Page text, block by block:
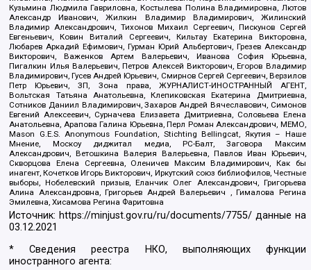
Кузьмина Людмила Гавриловна, Костылева Полина Владимировна, Лютов
Александр Иванович, Жилкин Владимир Владимирович, Жилинский
Владимир Александрович, Тихонов Михаил Сергеевич, Пискунов Сергей
Евгеньевич, Ковин Виталий Сергеевич, Кильтау Екатерина Викторовна,
Любарев Аркадий Ефимович, Гурман Юрий Альбертович, Грезев Александр
Викторович, Важенков Артем Валерьевич, Иванова София Юрьевна,
Пигалкин Илья Валерьевич, Петров Алексей Викторович, Егоров Владимир
Владимирович, Гусев Андрей Юрьевич, Смирнов Сергей Сергеевич, Верзилов
Петр Юрьевич, ЗП, Зона права, ЖУРНАЛИСТ-ИНОСТРАННЫЙ АГЕНТ,
Вольтская Татьяна Анатольевна, Клепиковская Екатерина Дмитриевна,
Сотников Даниил Владимирович, Захаров Андрей Вячеславович, Симонов
Евгений Алексеевич, Сурначева Елизавета Дмитриевна, Соловьева Елена
Анатольевна, Арапова Галина Юрьевна, Перл Роман Александрович, МЕМО,
Mason G.E.S. Anonymous Foundation, Stichting Bellingcat, Якутия – Наше
Мнение, Москоу диджитал медиа, РС-Балт, Заговора Максим
Александрович, Ветошкина Валерия Валерьевна, Павлов Иван Юрьевич,
Скворцова Елена Сергеевна, Оленичев Максим Владимирович, Как бы
инагент, Кочетков Игорь Викторович, Иркутский союз библиофилов, Честные
выборы, Нобелевский призыв, Еланчик Олег Александрович, Григорьева
Алина Александровна, Григорьев Андрей Валерьевич , Гималова Регина
Эмилевна, Хисамова Регина Фаритовна
Источник: https://minjust.gov.ru/ru/documents/7755/ данные на
03.12.2021
* Сведения реестра НКО, выполняющих функции
иностранного агента: